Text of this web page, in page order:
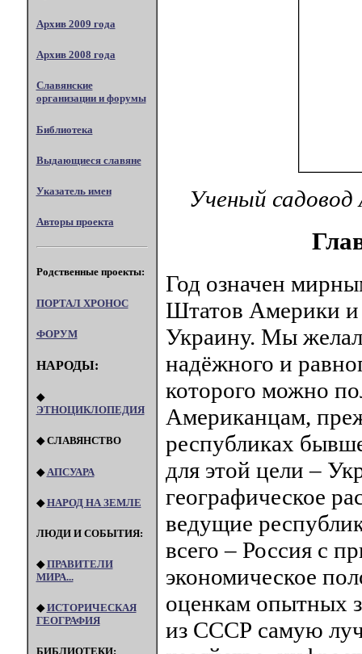
Архив 2009 года
Архив 2008 года
Славянские
организации и форумы
Библиотека
Выдающиеся славяне
Указатель имен
Авторы проекта
Родственные проекты:
ПОРТАЛ XPOHOC
ФОРУМ
НАРОДЫ:
◆
ЭТНОЦИКЛОПЕДИЯ
◆ СЛАВЯНСТВО
◆ АПСУАРА
◆НАРОД НА ЗЕМЛЕ
ЛЮДИ И СОБЫТИЯ:
◆ПРАВИТЕЛИ
МИРА...
◆ИСТОРИЧЕСКАЯ
ГЕОГРАФИЯ
БИБЛИОТЕКИ:
Ученый
Год означен
Штатов Америки и
Украину. Мы
надёжного и
которого можно
Американцам,
республиках
для этой цели –
географическое
ведущие
всего – Россия с
экономическое
оценкам опытных
из СССР самую